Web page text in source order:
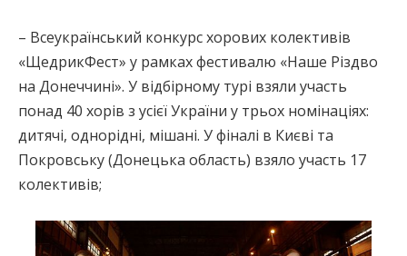
– Всеукраїнський конкурс хорових колективів
«ЩедрикФест» у рамках фестивалю «Наше Різдво
на Донеччині». У відбірному турі взяли участь
понад 40 хорів з усієї України у трьох номінаціях:
дитячі, однорідні, мішані. У фіналі в Києві та
Покровську (Донецька область) взяло участь 17
колективів;